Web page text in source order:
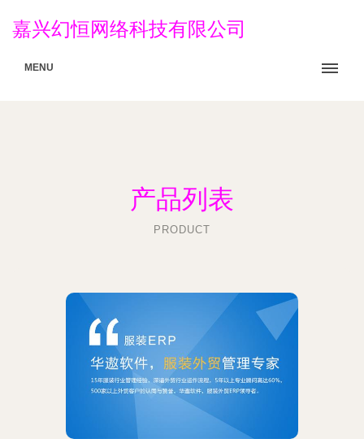
嘉兴幻恒网络科技有限公司
MENU
产品列表
PRODUCT